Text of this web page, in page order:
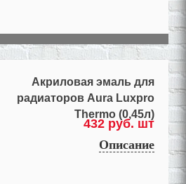
Акриловая эмаль для
радиаторов Aura Luxpro
Thermo (0,45л)
432 руб. шт
Описание